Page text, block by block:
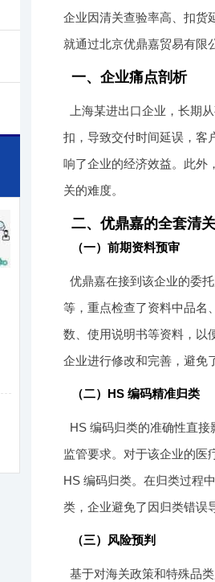
企业因清关查验率高、扣货
就通过北京优鼎嘉贸易有限
一、企业痛点剖析
上海某进出口企业，长期
扣，导致交付时间延误，客
响了企业的经济效益。此外
关的难度。
二、优鼎嘉的全套清
（一）前期资料预审
优鼎嘉在接到该企业的委
等，重点检查了资料中品名
数、使用说明书等资料，以
企业进行修改和完善，避免
（二）HS 编码精准归类
HS 编码归类的准确性直
监管要求。对于该企业的医
HS 编码归类。在归类过程
类，企业避免了因归类错误
（三）风险预判
基于对海关政策和特殊品